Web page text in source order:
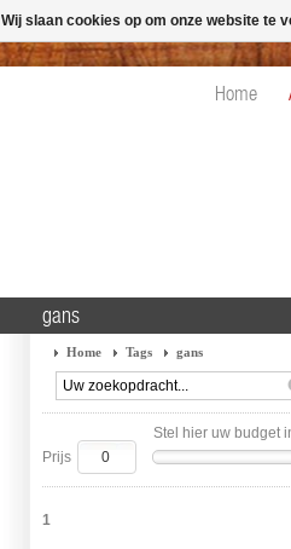
Home
gans
Home Tags gans
Stel hier uw budget
Prijs
1
Wij slaan cookies op om onze website te